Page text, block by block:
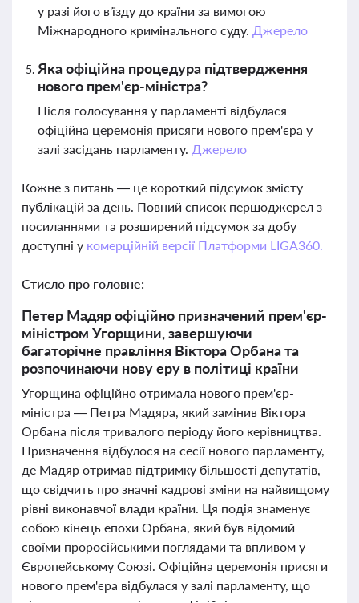
у разі його в'їзду до країни за вимогою
Міжнародного кримінального суду. Джерело
Яка офіційна процедура підтвердження
нового прем'єр-міністра?
Після голосування у парламенті відбулася
офіційна церемонія присяги нового прем'єра у
залі засідань парламенту. Джерело
Кожне з питань — це короткий підсумок змісту
публікацій за день. Повний список першоджерел з
посиланнями та розширений підсумок за добу
доступні у комерційній версії Платформи LIGA360.
Стисло про головне:
Петер Мадяр офіційно призначений прем'єр-
міністром Угорщини, завершуючи
багаторічне правління Віктора Орбана та
розпочинаючи нову еру в політиці країни
Угорщина офіційно отримала нового прем'єр-
міністра — Петра Мадяра, який замінив Віктора
Орбана після тривалого періоду його керівництва.
Призначення відбулося на сесії нового парламенту,
де Мадяр отримав підтримку більшості депутатів,
що свідчить про значні кадрові зміни на найвищому
рівні виконавчої влади країни. Ця подія знаменує
собою кінець епохи Орбана, який був відомий
своїми проросійськими поглядами та впливом у
Європейському Союзі. Офіційна церемонія присяги
нового прем'єра відбулася у залі парламенту, що